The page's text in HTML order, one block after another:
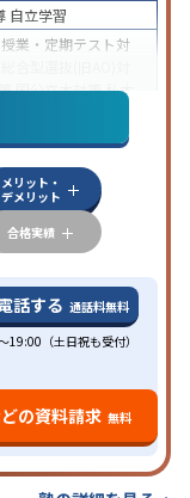
自立学習
授業・定期テスト対
国公立大対策私大
定)対策
その
可能 不登校生に対
オンライン対応
の受講可発達障害
メリット・
デメリット
合格実績
話する 通話料無料
19:00（土日祝も受付）
の資料請求 無料